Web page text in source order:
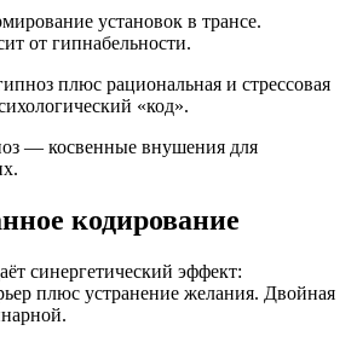
установок в трансе.
от гипнабельности.
плюс рациональная и стрессовая
«код».
— косвенные внушения для
кодирование
синергетический эффект:
плюс устранение желания. Двойная